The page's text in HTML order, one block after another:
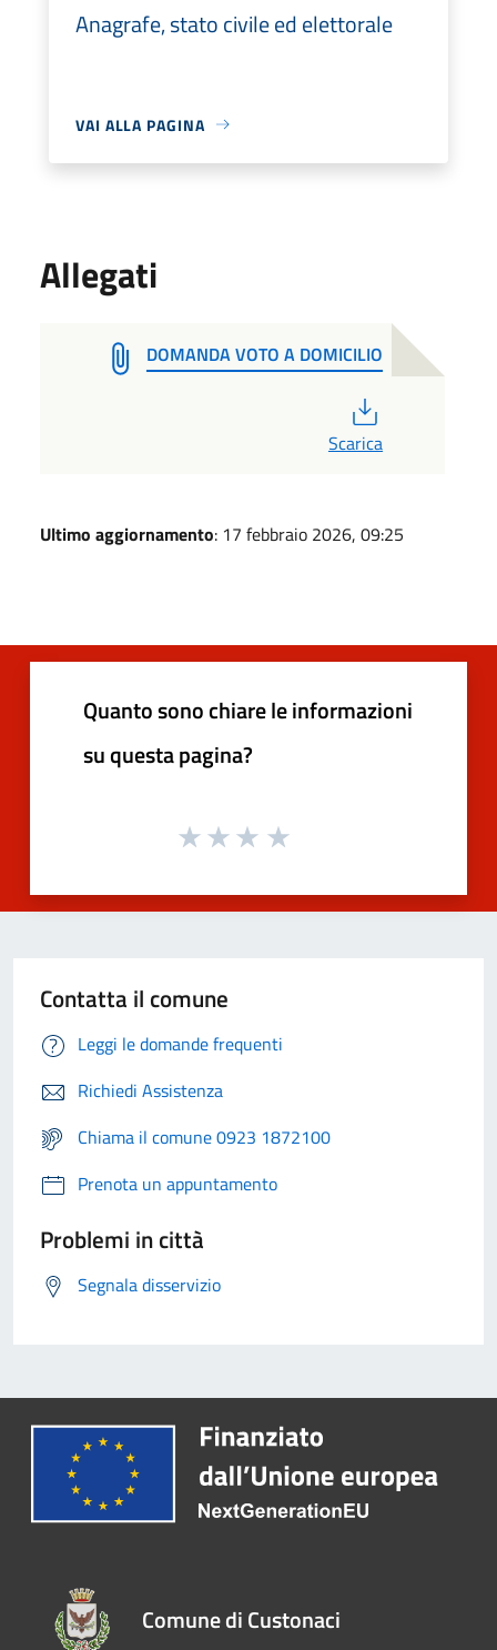
Anagrafe, stato civile ed elettorale
VAI ALLA PAGINA
Allegati
DOMANDA VOTO A DOMICILIO
Scarica
Ultimo aggiornamento: 17 febbraio 2026, 09:25
Quanto sono chiare le informazioni
su questa pagina?
Contatta il comune
Leggi le domande frequenti
Richiedi Assistenza
Chiama il comune 0923 1872100
Prenota un appuntamento
Problemi in città
Segnala disservizio
Comune di Custonaci